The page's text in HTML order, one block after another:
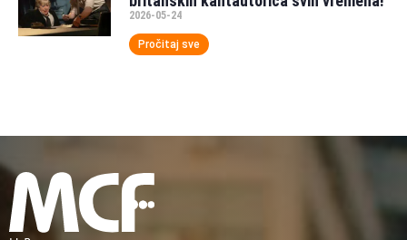
2026-05-24
Pročitaj sve